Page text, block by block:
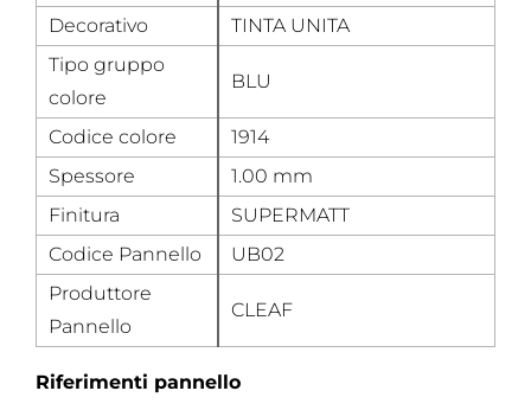
Decorativo
TINTA UNITA
Tipo gruppo
colore
BLU
Codice colore
1914
Spessore
1.00 mm
Finitura
SUPERMATT
Codice Pannello
UB02
Produttore
Pannello
CLEAF
Riferimenti pannello